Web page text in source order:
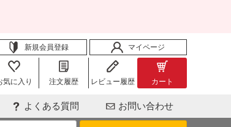
新規会員登録 マイページ
気に入り 注文履歴 レビュー履歴 カート
よくある質問 お問い合わせ